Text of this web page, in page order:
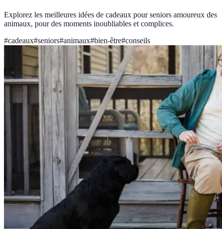
Explorez les meilleures idées de cadeaux pour seniors amoureux des
animaux, pour des moments inoubliables et complices.
#cadeaux#seniors#animaux#bien-être#conseils